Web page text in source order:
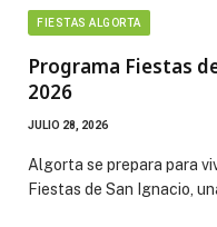
FIESTAS ALGORTA
Programa Fiestas
2026
JULIO 28, 2026
Algorta se prepara para
Fiestas de San Ignacio,